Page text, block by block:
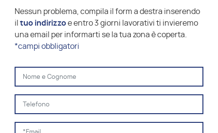
Nessun problema, compila il form a destra inserendo
il tuo indirizzoe entro 3 giorni lavorativi ti invieremo
una email per informarti se la tua zona è coperta.
*campi obbligatori